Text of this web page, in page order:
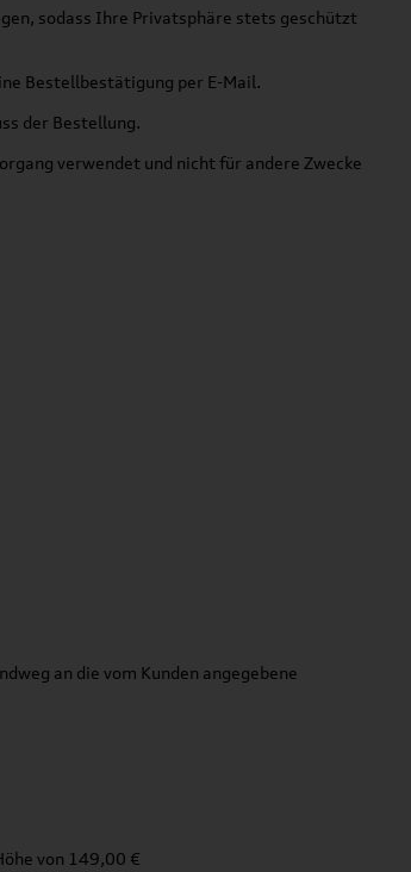
sodass Ihre Privatsphäre stets geschützt
Bestellbestätigung per E-Mail.
der Bestellung.
verwendet und nicht für andere Zwecke
an die vom Kunden angegebene
von 149,00 €